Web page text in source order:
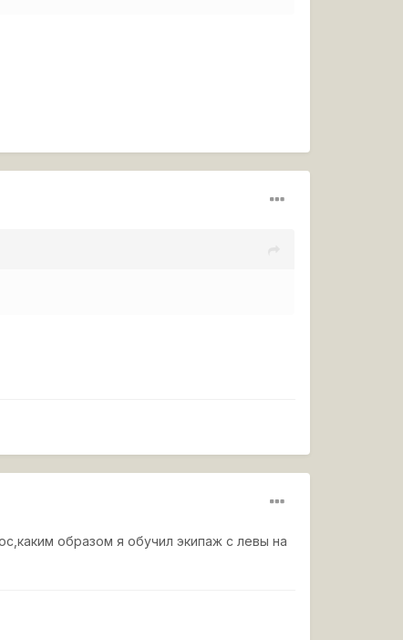
образом я обучил экипаж с левы на